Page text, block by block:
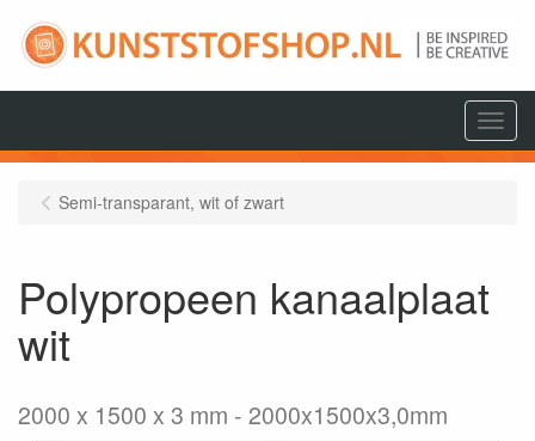
Menu
Semi-transparant, wit of zwart
Polypropeen kanaalplaat
wit
2000 x 1500 x 3 mm 2000x1500x3,0mm